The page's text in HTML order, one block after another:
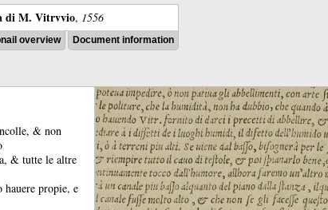
di M. Vitrvvio, 1556
overview Document information
& non
& tutte le altre
propie, e